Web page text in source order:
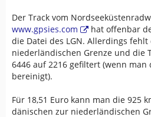
Der Track vom
www.gpsies.com
hat offenbar
die Datei des LGN. Allerdings
niederländischen Grenze und die
6446 auf 2216 gefiltert (wenn man
bereinigt).
Für 18,51 Euro kann man die 925
dänischen zur niederländischen